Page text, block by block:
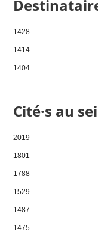
1428
1414
1404
Cité·s au
2019
1801
1788
1529
1487
1475